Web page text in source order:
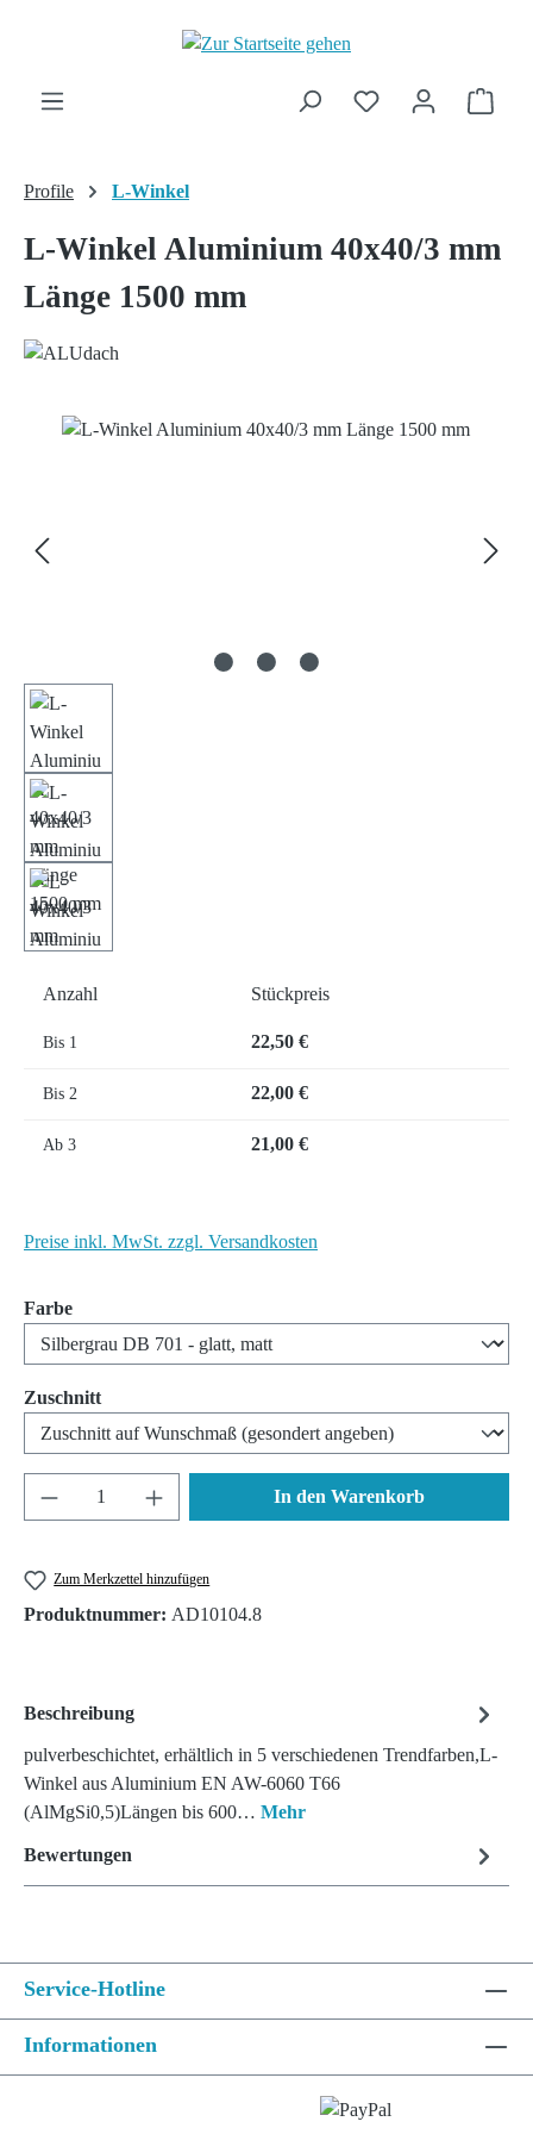
Zum Hauptinhalt springen
Profile L-Winkel
L-Winkel Aluminium 40x40/3 mm
Länge 1500 mm
Bildergalerie überspringen
Anzahl Stückpreis
Bis 1 22,50 €
Bis 2 22,00 €
Ab 3 21,00 €
Preise inkl. MwSt. zzgl. Versandkosten
Farbeauswählen
Zuschnittauswählen
Produkt Anzahl: Gib den gewünschten Wert
In den Warenkorb
Zum Merkzettel hinzufügen
Produktnummer: AD10104.8
Beschreibung
pulverbeschichtet, erhältlich in 5 verschiedenen Trendfarben,L-
Winkel aus Aluminium EN AW-6060 T66
(AlMgSi0,5)Längen bis 600… Mehr
Bewertungen
Service-Hotline
Informationen